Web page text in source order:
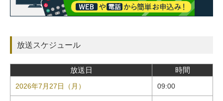
放送スケジュール
放送日 時間
2026年7月27日（月） 09:00